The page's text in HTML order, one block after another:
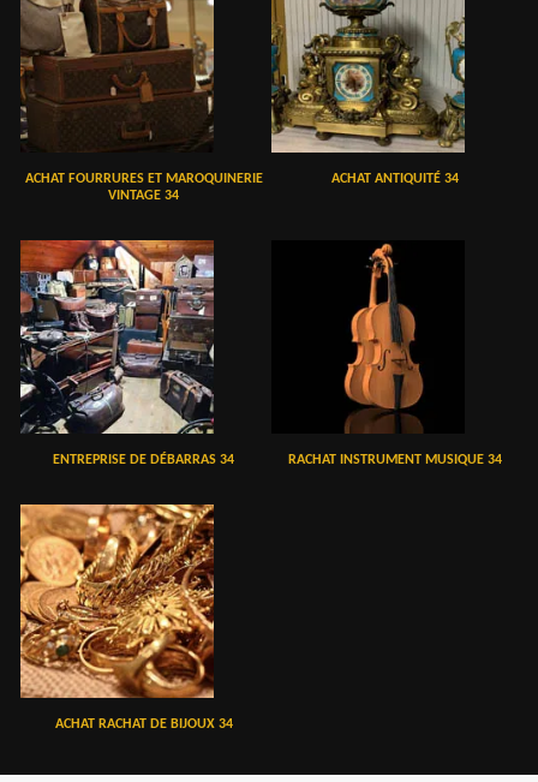
ACHAT FOURRURES ET MAROQUINERIE
VINTAGE 34
ACHAT ANTIQUITÉ 34
ENTREPRISE DE DÉBARRAS 34 RACHAT INSTRUMENT MUSIQUE 34
ACHAT RACHAT DE BIJOUX 34